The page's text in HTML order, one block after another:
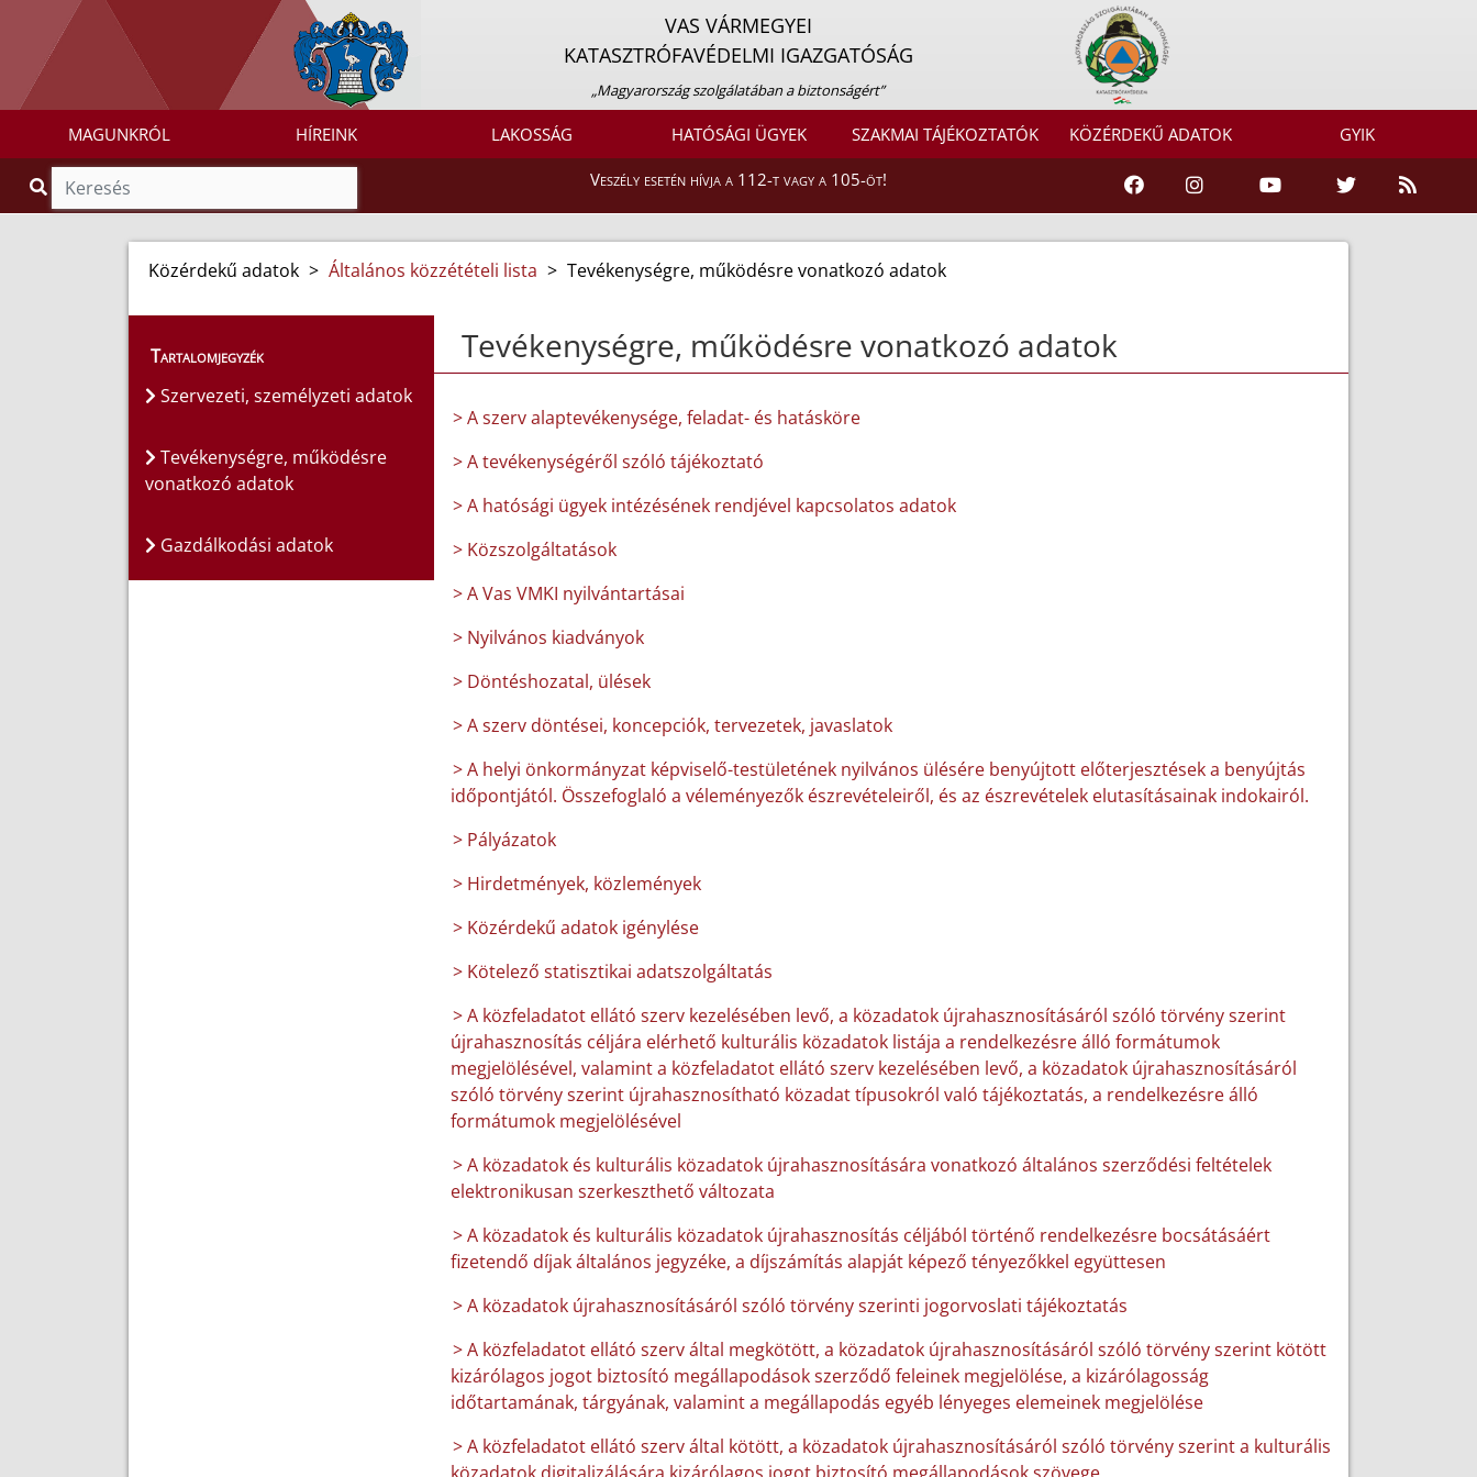
VAS VÁRMEGYEI
KATASZTRÓFAVÉDELMI IGAZGATÓSÁG
„Magyarország szolgálatában a biztonságért”
MAGUNKRÓL HÍREINK LAKOSSÁG HATÓSÁGI ÜGYEK SZAKMAI TÁJÉKOZTATÓK KÖZÉRDEKŰ ADATOK GYIK
Veszély esetén hívja a 112-t vagy a 105-öt!
Közérdekű adatok > Általános közzétételi lista > Tevékenységre, működésre vonatkozó adatok
Tartalomjegyzék
Szervezeti, személyzeti adatok
Tevékenységre, működésre
vonatkozó adatok
Gazdálkodási adatok
Tevékenységre, működésre vonatkozó adatok
> A szerv alaptevékenysége, feladat- és hatásköre
> A tevékenységéről szóló tájékoztató
> A hatósági ügyek intézésének rendjével kapcsolatos adatok
> Közszolgáltatások
> A Vas VMKI nyilvántartásai
> Nyilvános kiadványok
> Döntéshozatal, ülések
> A szerv döntései, koncepciók, tervezetek, javaslatok
> A helyi önkormányzat képviselő-testületének nyilvános ülésére benyújtott előterjesztések a benyújtás
időpontjától. Összefoglaló a véleményezők észrevételeiről, és az észrevételek elutasításainak indokairól.
> Pályázatok
> Hirdetmények, közlemények
> Közérdekű adatok igénylése
> Kötelező statisztikai adatszolgáltatás
> A közfeladatot ellátó szerv kezelésében levő, a közadatok újrahasznosításáról szóló törvény szerint
újrahasznosítás céljára elérhető kulturális közadatok listája a rendelkezésre álló formátumok
megjelölésével, valamint a közfeladatot ellátó szerv kezelésében levő, a közadatok újrahasznosításáról
szóló törvény szerint újrahasznosítható közadat típusokról való tájékoztatás, a rendelkezésre álló
formátumok megjelölésével
> A közadatok és kulturális közadatok újrahasznosítására vonatkozó általános szerződési feltételek
elektronikusan szerkeszthető változata
> A közadatok és kulturális közadatok újrahasznosítás céljából történő rendelkezésre bocsátásáért
fizetendő díjak általános jegyzéke, a díjszámítás alapját képező tényezőkkel együttesen
> A közadatok újrahasznosításáról szóló törvény szerinti jogorvoslati tájékoztatás
> A közfeladatot ellátó szerv által megkötött, a közadatok újrahasznosításáról szóló törvény szerint kötött
kizárólagos jogot biztosító megállapodások szerződő feleinek megjelölése, a kizárólagosság
időtartamának, tárgyának, valamint a megállapodás egyéb lényeges elemeinek megjelölése
> A közfeladatot ellátó szerv által kötött, a közadatok újrahasznosításáról szóló törvény szerint a kulturális